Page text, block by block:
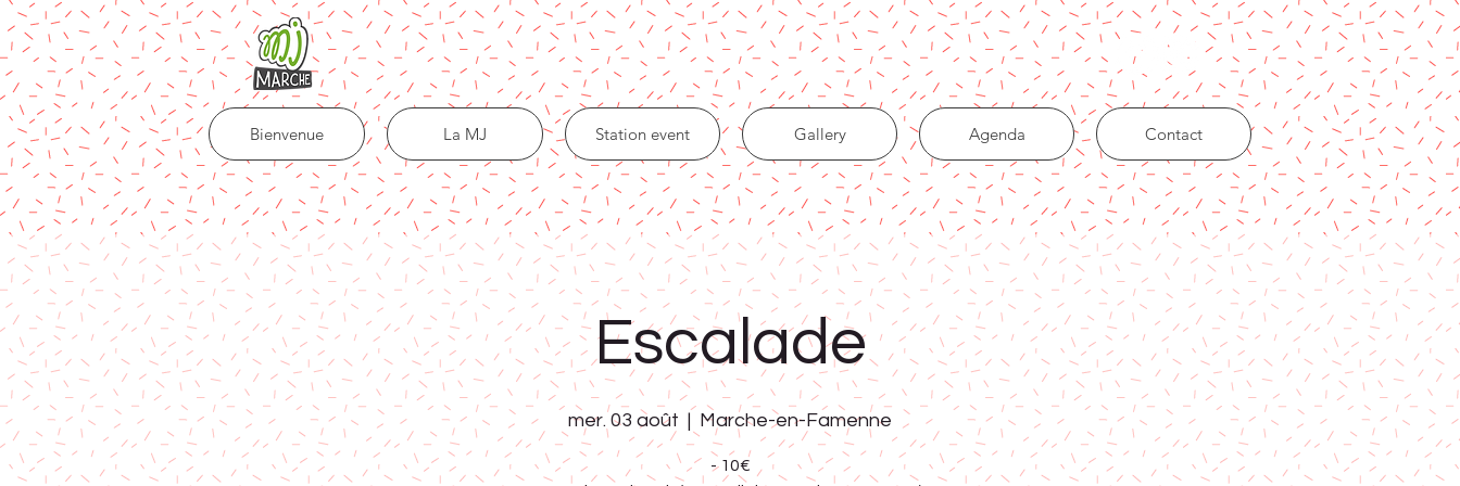
Bienvenue La MJ Station event Gallery Agenda Contact
Escalade
mer. 03 août
  |
Marche-en-Famenne
- 10€